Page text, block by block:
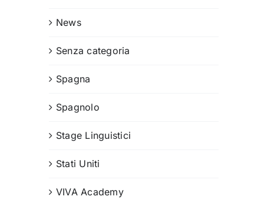
News
Senza categoria
Spagna
Spagnolo
Stage Linguistici
Stati Uniti
VIVA Academy